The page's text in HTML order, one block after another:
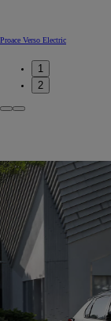
Proace Verso Electric
1
2